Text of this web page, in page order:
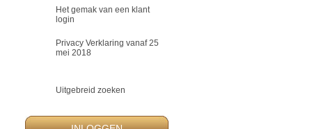
Het gemak van een klant
login
Privacy Verklaring vanaf 25
mei 2018
Uitgebreid zoeken